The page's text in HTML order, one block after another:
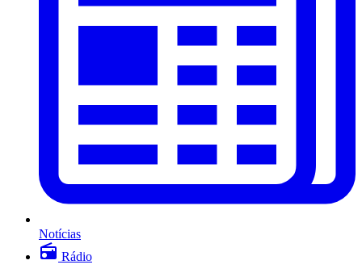
Notícias
Rádio